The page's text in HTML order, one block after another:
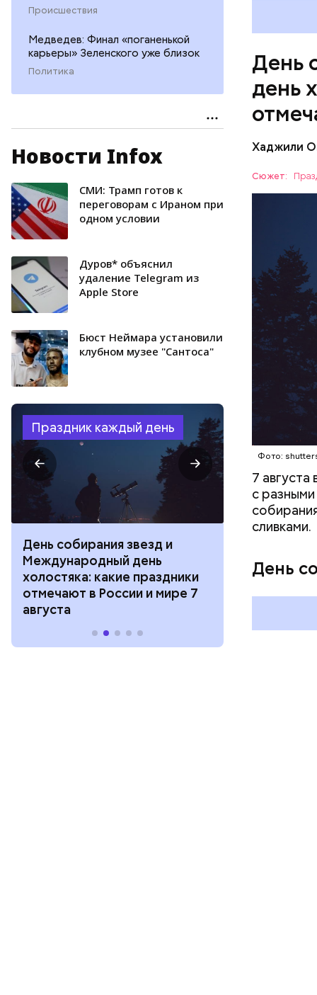
Происшествия
Медведев: Финал «поганенькой
карьеры» Зеленского уже близок
Политика
Новости Infox
СМИ: Трамп готов к
переговорам с Ираном при
одном условии
Дуров* объяснил
удаление Telegram из
Apple Store
Бюст Неймара установили
клубном музее "Сантоса"
Праздник каждый день
День собирания звезд и
Международный день
холостяка: какие праздники
отмечают в России и мире 7
августа
и
праздники
День
день
Хаджили
Сюжет:
Фото:
7
с
сливками.
День
День
любители
ЕДА